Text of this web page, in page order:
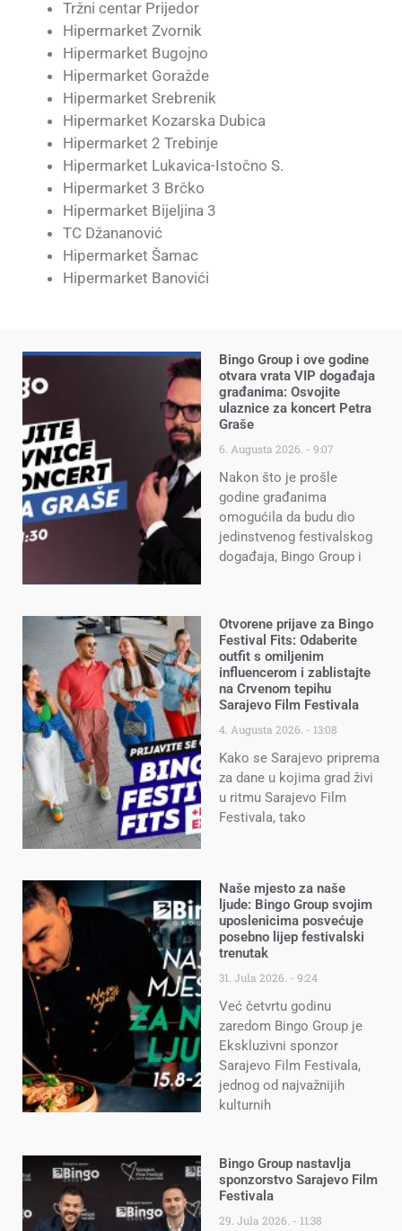
Tržni centar Prijedor
Hipermarket Zvornik
Hipermarket Bugojno
Hipermarket Goražde
Hipermarket Srebrenik
Hipermarket Kozarska Dubica
Hipermarket 2 Trebinje
Hipermarket Lukavica-Istočno S.
Hipermarket 3 Brčko
Hipermarket Bijeljina 3
TC Džananović
Hipermarket Šamac
Hipermarket Banovići
Bingo Group i ove godine
otvara vrata VIP događaja
građanima: Osvojite
ulaznice za koncert Petra
Graše
6. Augusta 2026. 9:07
Nakon što je prošle
godine građanima
omogućila da budu dio
jedinstvenog festivalskog
događaja, Bingo Group i
Otvorene prijave za Bingo
Festival Fits: Odaberite
outfit s omiljenim
influencerom i zablistajte
na Crvenom tepihu
Sarajevo Film Festivala
4. Augusta 2026. 13:08
Kako se Sarajevo priprema
za dane u kojima grad živi
u ritmu Sarajevo Film
Festivala, tako
Naše mjesto za naše
ljude: Bingo Group svojim
uposlenicima posvećuje
posebno lijep festivalski
trenutak
31. Jula 2026. 9:24
Već četvrtu godinu
zaredom Bingo Group je
Ekskluzivni sponzor
Sarajevo Film Festivala,
jednog od najvažnijih
kulturnih
Bingo Group nastavlja
sponzorstvo Sarajevo Film
Festivala
29. Jula 2026. 11:38